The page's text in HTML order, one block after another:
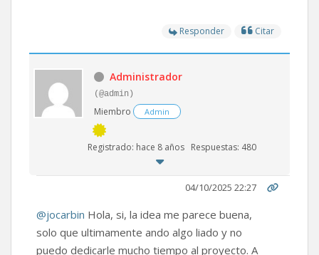
Responder Citar
Administrador
(@admin)
Miembro Admin
Registrado: hace 8 años Respuestas: 480
04/10/2025 22:27
@jocarbin Hola, si, la idea me parece buena,
solo que ultimamente ando algo liado y no
puedo dedicarle mucho tiempo al proyecto. A